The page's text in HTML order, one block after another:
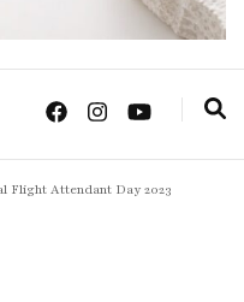
ประดับผู้หญิง จิวเวลรี จันทบุรี
Flight Attendant Day 2023